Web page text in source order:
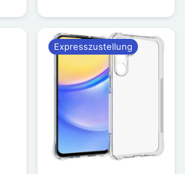
Expresszustellung